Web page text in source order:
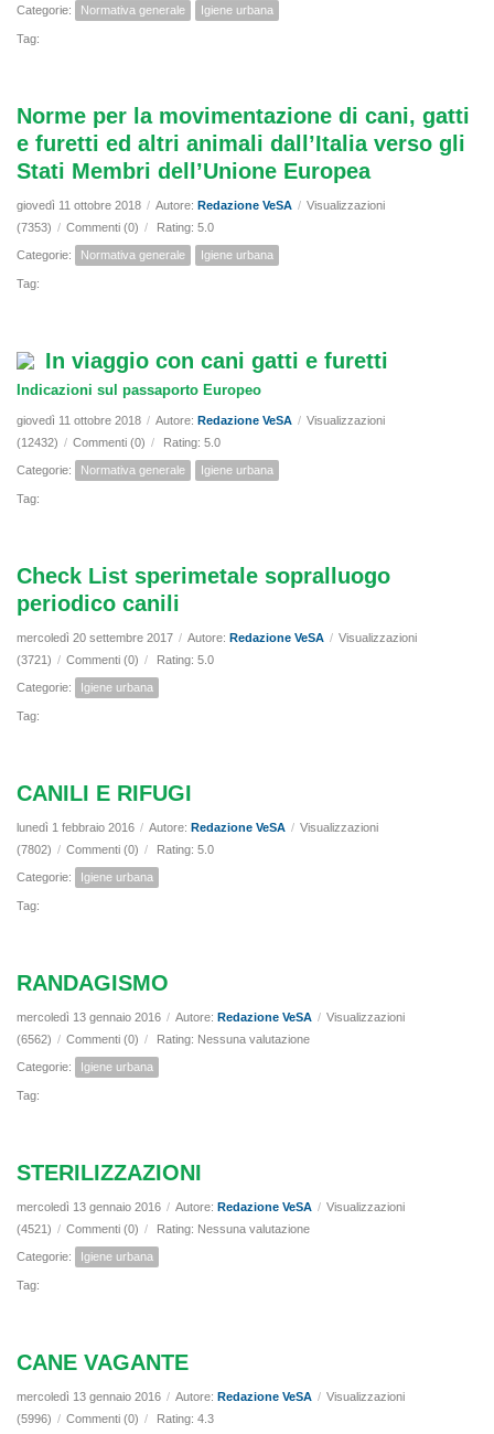
Categorie: Normativa generale Igiene urbana
Tag:
Norme per la movimentazione di cani, gatti
e furetti ed altri animali dall’Italia verso gli
Stati Membri dell’Unione Europea
giovedì 11 ottobre 2018 / Autore: Redazione VeSA / Visualizzazioni
(7353) / Commenti (0) / Rating: 5.0
Categorie: Normativa generale Igiene urbana
Tag:
In viaggio con cani gatti e furetti
Indicazioni sul passaporto Europeo
giovedì 11 ottobre 2018 / Autore: Redazione VeSA / Visualizzazioni
(12432) / Commenti (0) / Rating: 5.0
Categorie: Normativa generale Igiene urbana
Tag:
Check List sperimetale sopralluogo
periodico canili
mercoledì 20 settembre 2017 / Autore: Redazione VeSA / Visualizzazioni
(3721) / Commenti (0) / Rating: 5.0
Categorie: Igiene urbana
Tag:
CANILI E RIFUGI
lunedì 1 febbraio 2016 / Autore: Redazione VeSA / Visualizzazioni
(7802) / Commenti (0) / Rating: 5.0
Categorie: Igiene urbana
Tag:
RANDAGISMO
mercoledì 13 gennaio 2016 / Autore: Redazione VeSA / Visualizzazioni
(6562) / Commenti (0) / Rating: Nessuna valutazione
Categorie: Igiene urbana
Tag:
STERILIZZAZIONI
mercoledì 13 gennaio 2016 / Autore: Redazione VeSA / Visualizzazioni
(4521) / Commenti (0) / Rating: Nessuna valutazione
Categorie: Igiene urbana
Tag:
CANE VAGANTE
mercoledì 13 gennaio 2016 / Autore: Redazione VeSA / Visualizzazioni
(5996) / Commenti (0) / Rating: 4.3